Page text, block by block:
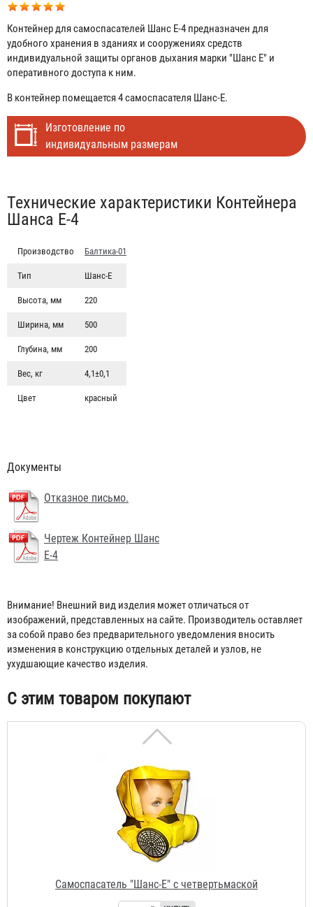
Контейнер для самоспасателей Шанс Е-4 предназначен для
удобного хранения в зданиях и сооружениях средств
индивидуальной защиты органов дыхания марки "Шанс Е" и
оперативного доступа к ним.
В контейнер помещается 4 самоспасателя Шанс-Е.
Изготовление по
индивидуальным размерам
Табы
Технические характеристики Контейнера
Шанса Е-4
Производство Балтика-01
Тип Шанс-Е
Высота, мм 220
Ширина, мм 500
Глубина, мм 200
Вес, кг 4,1±0,1
Цвет красный
Документы
Отказное письмо.
Чертеж Контейнер Шанс
Е-4
Внимание! Внешний вид изделия может отличаться от
изображений, представленных на сайте. Производитель оставляет
за собой право без предварительного уведомления вносить
изменения в конструкцию отдельных деталей и узлов, не
ухудшающие качество изделия.
С этим товаром покупают
3 933 ₽
Самоспасатель "Шанс-Е" с четвертьмаской
4 431 ₽